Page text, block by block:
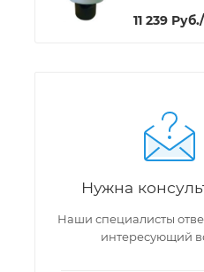
11 239 Руб.
Нужна
Наши специалисты
интересующий